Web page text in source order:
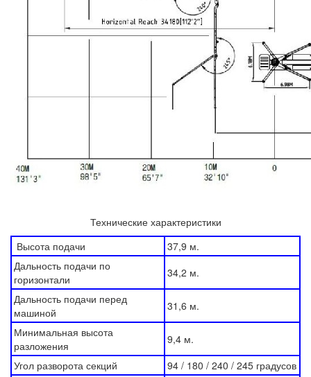
Технические характеристики
Высота подачи
37,9 м.
Дальность подачи по
горизонтали
34,2 м.
Дальность подачи перед
машиной
31,6 м.
Минимальная высота
разложения
9,4 м.
Угол разворота секций
94 / 180 / 240 / 245 градусов